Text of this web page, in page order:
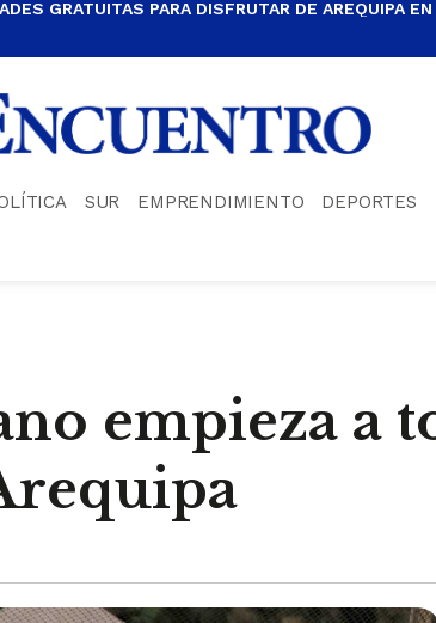
GRATUITAS PARA DISFRUTAR DE AREQUIPA
SUR EMPRENDIMIENTO DEPORTES
empieza a